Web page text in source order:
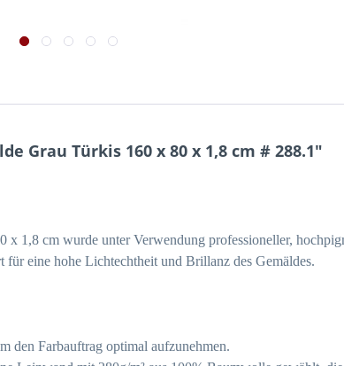
Grau Türkis 160 x 80 x 1,8 cm # 288.1"
x 1,8 cm wurde unter Verwendung professioneller,
für eine hohe Lichtechtheit und Brillanz des Gemäldes.
den Farbauftrag optimal aufzunehmen.